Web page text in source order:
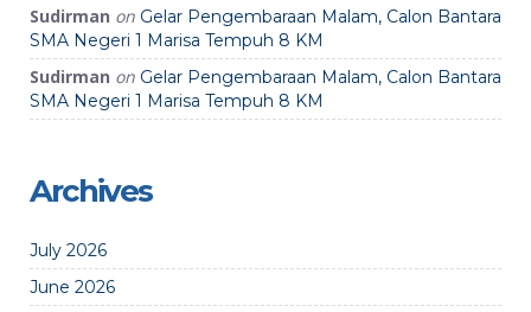
Sudirman on Gelar Pengembaraan Malam, Calon Bantara
SMA Negeri 1 Marisa Tempuh 8 KM
Sudirman on Gelar Pengembaraan Malam, Calon Bantara
SMA Negeri 1 Marisa Tempuh 8 KM
Archives
July 2026
June 2026